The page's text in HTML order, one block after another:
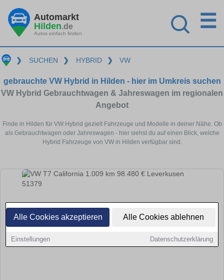
Alle Cookies akzeptieren Alle Cookies ablehnen
Einstellungen Datenschutzerklärung
Automarkt
Hilden.de
Autos einfach finden
☰
❯ SUCHEN ❯ HYBRID ❯ VW
gebrauchte VW Hybrid in Hilden - hier im Umkreis suchen
VW Hybrid Gebrauchtwagen & Jahreswagen im regionalen
Angebot
Finde in Hilden für VW Hybrid gezielt Fahrzeuge und Modelle in deiner Nähe. Ob
als Gebrauchtwagen oder Jahreswagen - hier siehst du auf einen Blick, welche
Hybrid Fahrzeuge von VW in Hilden verfügbar sind.